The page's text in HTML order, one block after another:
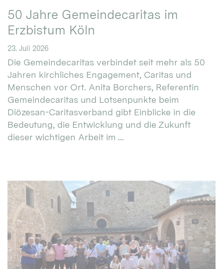
50 Jahre Gemeindecaritas im
Erzbistum Köln
23. Juli 2026
Die Gemeindecaritas verbindet seit mehr als 50
Jahren kirchliches Engagement, Caritas und
Menschen vor Ort. Anita Borchers, Referentin
Gemeindecaritas und Lotsenpunkte beim
Diözesan-Caritasverband gibt Einblicke in die
Bedeutung, die Entwicklung und die Zukunft
dieser wichtigen Arbeit im ...